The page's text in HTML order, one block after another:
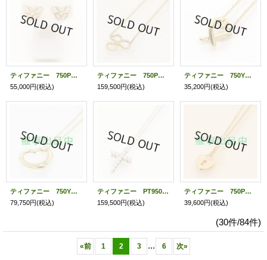
ティファニー 750PG バタフライピアス 2.50g
55,000円(税込)
ティファニー 750PG ペーパーフラワー ダイアイリオープンフラワーネックレス 1.90g
159,500円(税込)
ティファニー 750YG ラビングハートペンダントネックレス 2.60g
35,200円(税込)
ティファニー 750YG オープンハート ダイア5P ペンダントネックレス 4.10g
79,750円(税込)
ティファニー PT950 クロス ダイアイリペンダントネックレス 3.50g
159,500円(税込)
ティファニー 750PG ハートロックキーペンダントネックレス 3.20g
39,600円(税込)
(30件/84件)
«前 1 2 3 ... 6 次»